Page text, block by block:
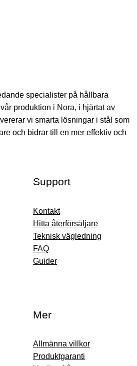
specialister på hållbara
produktion i Nora, i hjärtat av
vi smarta lösningar i stål som
och bidrar till en mer effektiv och
Support
Kontakt
Hitta återförsäljare
Teknisk vägledning
FAQ
Guider
Mer
Allmänna villkor
Produktgaranti